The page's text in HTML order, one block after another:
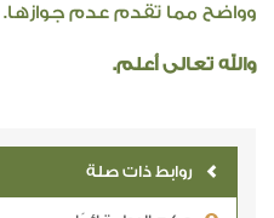
وواضح مما تقدم عدم جوازها.
والله تعالى أعلم.
روابط ذات صلة